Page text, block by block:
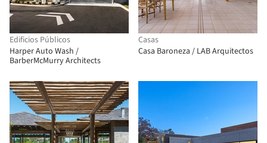
Edificios Públicos
Harper Auto Wash /
BarberMcMurry Architects
Casas
Casa Baroneza / LAB Arquitectos